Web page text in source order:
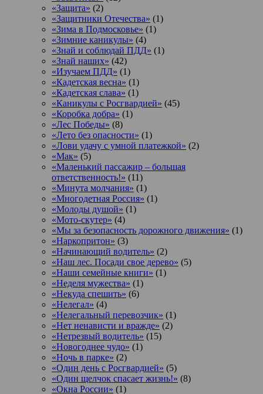
«Защита» (2)
«Защитники Отечества» (1)
«Зима в Подмосковье» (1)
«Зимние каникулы» (4)
«Знай и соблюдай ПДД» (1)
«Знай наших» (42)
«Изучаем ПДД» (1)
«Кадетская весна» (1)
«Кадетская слава» (1)
«Каникулы с Росгвардией» (45)
«Коробка добра» (1)
«Лес Победы» (8)
«Лето без опасности» (1)
«Лови удачу с умной платежкой» (2)
«Мак» (5)
«Маленький пассажир – большая
ответственность!» (11)
«Минута молчания» (1)
«Многодетная Россия» (1)
«Молоды душой» (1)
«Мото-скутер» (4)
«Мы за безопасность дорожного движения» (1)
«Наркопритон» (3)
«Начинающий водитель» (2)
«Наш лес. Посади свое дерево» (5)
«Наши семейные книги» (1)
«Неделя мужества» (1)
«Некуда спешить» (6)
«Нелегал» (4)
«Нелегальный перевозчик» (1)
«Нет ненависти и вражде» (2)
«Нетрезвый водитель» (15)
«Новогоднее чудо» (1)
«Ночь в парке» (2)
«Один день с Росгвардией» (5)
«Один щелчок спасает жизнь!» (8)
«Окна России» (1)